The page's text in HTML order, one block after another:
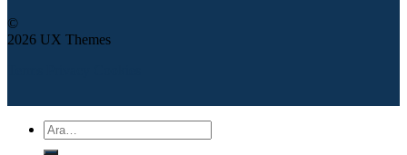
©
2026 UX Themes
Ara: